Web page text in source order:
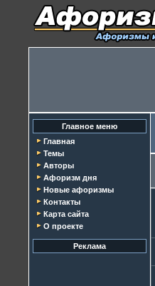
Главное меню
Главная
Темы
Авторы
Афоризм дня
Новые афоризмы
Контакты
Карта сайта
О проекте
Реклама